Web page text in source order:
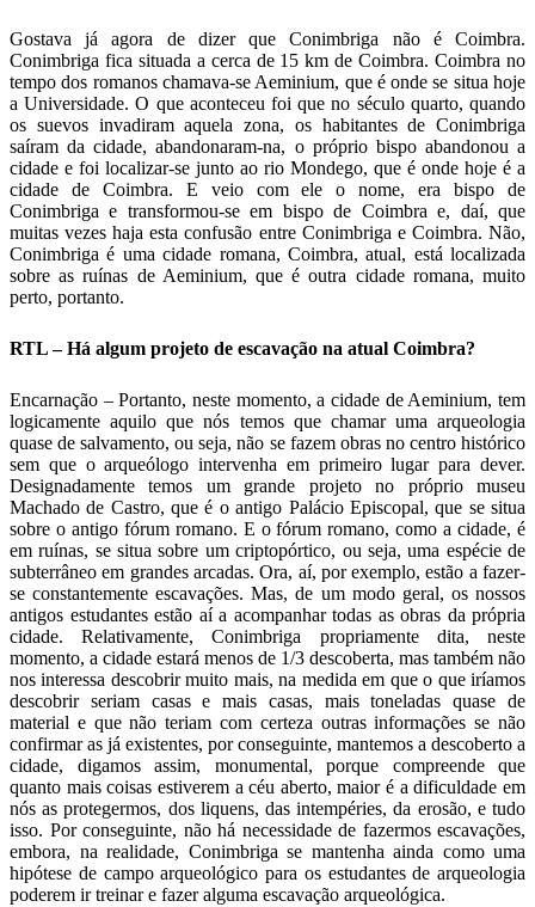
Gostava já agora de dizer que Conimbriga não é Coimbra.
Conimbriga fica situada a cerca de 15 km de Coimbra. Coimbra no
tempo dos romanos chamava-se Aeminium, que é onde se situa hoje
a Universidade. O que aconteceu foi que no século quarto, quando
os suevos invadiram aquela zona, os habitantes de Conimbriga
saíram da cidade, abandonaram-na, o próprio bispo abandonou a
cidade e foi localizar-se junto ao rio Mondego, que é onde hoje é a
cidade de Coimbra. E veio com ele o nome, era bispo de
Conimbriga e transformou-se em bispo de Coimbra e, daí, que
muitas vezes haja esta confusão entre Conimbriga e Coimbra. Não,
Conimbriga é uma cidade romana, Coimbra, atual, está localizada
sobre as ruínas de Aeminium, que é outra cidade romana, muito
perto, portanto.
RTL – Há algum projeto de escavação na atual Coimbra?
Encarnação – Portanto, neste momento, a cidade de Aeminium, tem
logicamente aquilo que nós temos que chamar uma arqueologia
quase de salvamento, ou seja, não se fazem obras no centro histórico
sem que o arqueólogo intervenha em primeiro lugar para dever.
Designadamente temos um grande projeto no próprio museu
Machado de Castro, que é o antigo Palácio Episcopal, que se situa
sobre o antigo fórum romano. E o fórum romano, como a cidade, é
em ruínas, se situa sobre um criptopórtico, ou seja, uma espécie de
subterrâneo em grandes arcadas. Ora, aí, por exemplo, estão a fazer-
se constantemente escavações. Mas, de um modo geral, os nossos
antigos estudantes estão aí a acompanhar todas as obras da própria
cidade. Relativamente, Conimbriga propriamente dita, neste
momento, a cidade estará menos de 1/3 descoberta, mas também não
nos interessa descobrir muito mais, na medida em que o que iríamos
descobrir seriam casas e mais casas, mais toneladas quase de
material e que não teriam com certeza outras informações se não
confirmar as já existentes, por conseguinte, mantemos a descoberto a
cidade, digamos assim, monumental, porque compreende que
quanto mais coisas estiverem a céu aberto, maior é a dificuldade em
nós as protegermos, dos liquens, das intempéries, da erosão, e tudo
isso. Por conseguinte, não há necessidade de fazermos escavações,
embora, na realidade, Conimbriga se mantenha ainda como uma
hipótese de campo arqueológico para os estudantes de arqueologia
poderem ir treinar e fazer alguma escavação arqueológica.